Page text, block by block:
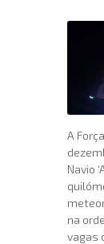
A
Navio
na
vagas